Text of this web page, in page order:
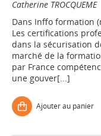
Catherine TROCQUEME
Dans Inffo formation
Les certifications
dans la sécurisation
marché de la
par France
une gouver[...]
Ajouter au panier